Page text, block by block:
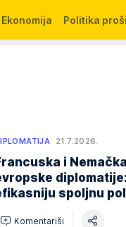
Ekonomija Politika
21.7.2026.
i
spoljnu
Komentariši